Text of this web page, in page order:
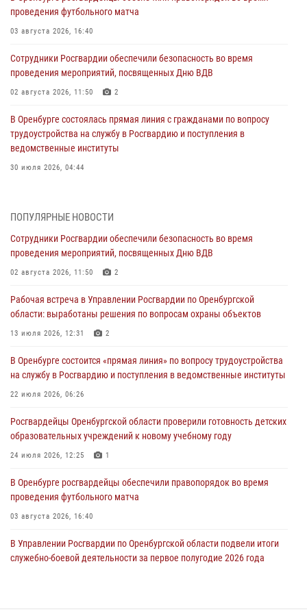
проведения футбольного матча
03 августа 2026, 16:40
Сотрудники Росгвардии обеспечили безопасность во время
проведения мероприятий, посвященных Дню ВДВ
02 августа 2026, 11:50 2
В Оренбурге состоялась прямая линия с гражданами по вопросу
трудоустройства на службу в Росгвардию и поступления в
ведомственные институты
30 июля 2026, 04:44
28 июля 2026, 09:41 1
Росгвардейцы обеспечили правопорядок на праздновании Дня
ВМФ в Оренбурге
27 июля 2026, 14:36 2
Росгвардейцы предотвратили трагедию: спасен мужчина в тяжелой
жизненной ситуации (ВИДЕО)
26 июля 2026, 14:45 1
Росгвардейцы Оренбургской области проверили готовность детских
образовательных учреждений к новому учебному году
24 июля 2026, 12:25
При силовой поддержке ОМОН «Кобра» Росгвардии в Оренбурге
проведён рейд по строительным объектам
23 июля 2026, 10:47
ПОПУЛЯРНЫЕ НОВОСТИ
Сотрудники Росгвардии обеспечили безопасность во время
проведения мероприятий, посвященных Дню ВДВ
02 августа 2026, 11:50 2
Рабочая встреча в Управлении Росгвардии по Оренбургской
области: выработаны решения по вопросам охраны объектов
13 июля 2026, 12:31 2
В Оренбурге состоится «прямая линия» по вопросу трудоустройства
на службу в Росгвардию и поступления в ведомственные институты
22 июля 2026, 06:26
Росгвардейцы Оренбургской области проверили готовность детских
образовательных учреждений к новому учебному году
24 июля 2026, 12:25 1
В Оренбурге росгвардейцы обеспечили правопорядок во время
проведения футбольного матча
03 августа 2026, 16:40
В Управлении Росгвардии по Оренбургской области подвели итоги
служебно-боевой деятельности за первое полугодие 2026 года